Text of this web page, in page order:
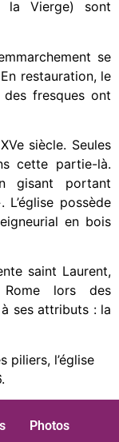
la Vierge) sont
se
restauration, le
fresques ont
siècle. Seules
cette partie-là.
gisant portant
possède
en bois
saint Laurent,
lors des
ses attributs : la
piliers, l’église
Photos